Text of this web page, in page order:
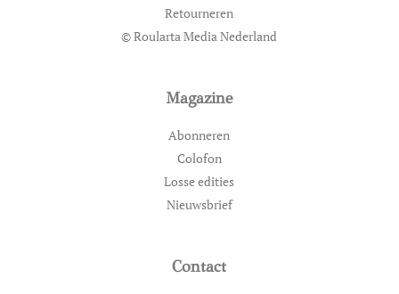
Retourneren
© Roularta Media Nederland
Magazine
Abonneren
Colofon
Losse edities
Nieuwsbrief
Contact